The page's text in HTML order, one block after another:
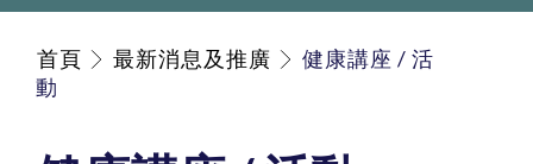
首頁 最新消息及推廣
健康講座 / 活
動